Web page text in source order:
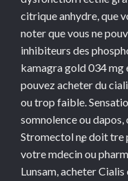
citrique anhydre, que
noter que vous ne
inhibiteurs des
kamagra gold 034 mg
pouvez acheter du
ou trop faible.
somnolence ou dapos,
Stromectol ne doit tre
votre mdecin ou
Lunsam, acheter